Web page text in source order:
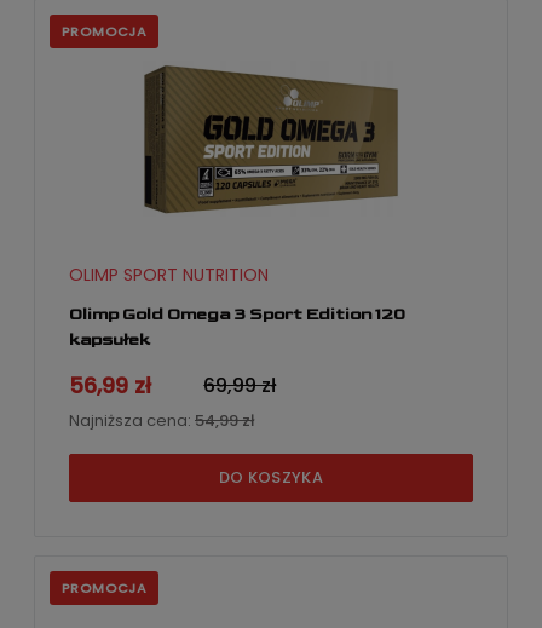
Olimp Gold Omega 3 Sport Edition 120
kapsułek
OLIMP SPORT NUTRITION
56,99 zł 69,99 zł
Najniższa cena: 54,99 zł
DO KOSZYKA
PROMOCJA
PROMOCJA